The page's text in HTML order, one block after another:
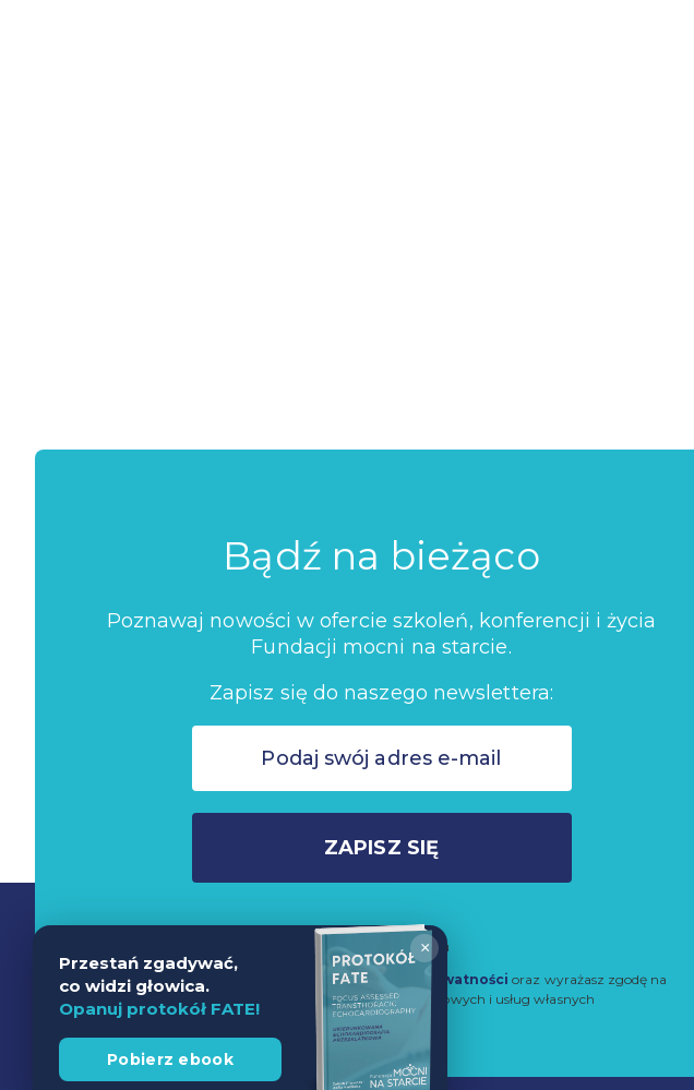
Bądź na bieżąco
Poznawaj nowości w ofercie szkoleń, konferencji i życia
Fundacji mocni na starcie.
Zapisz się do naszego newslettera:
ZAPISZ SIĘ
Nie wysyłamy spamu
Zapisując się do newslettera akceptujeszPolitykę Prywatności oraz wyrażasz zgodę na
przetwarzanie danych w celach marketingowych i usług własnych
×
Przestań zgadywać,
co widzi głowica.
Opanuj protokół FATE!
Pobierz ebook